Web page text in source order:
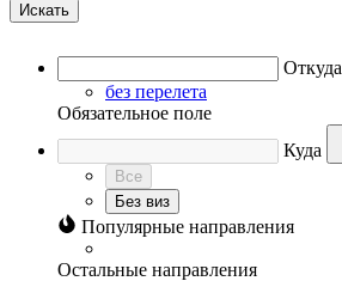
Искать
Откуда
без перелета
Обязательное поле
Куда
Все
Без виз
Популярные направления
Остальные направления